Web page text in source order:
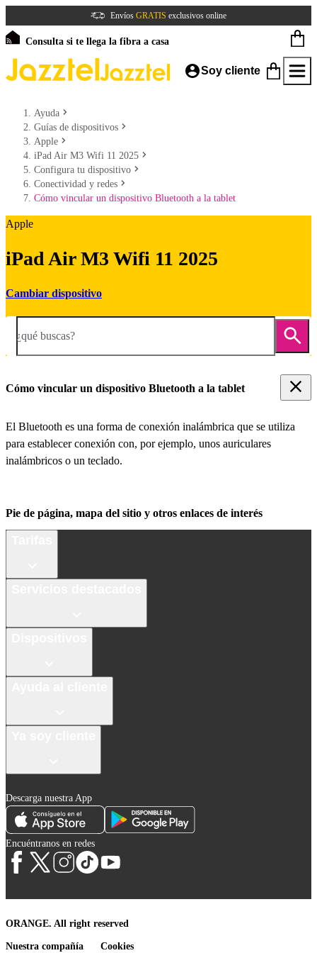
Envíos GRATIS exclusivos online
Consulta si te llega la fibra a casa
Soy cliente
Ayuda
Guías de dispositivos
Apple
iPad Air M3 Wifi 11 2025
Configura tu dispositivo
Conectividad y redes
Cómo vincular un dispositivo Bluetooth a la tablet
Apple
iPad Air M3 Wifi 11 2025
Cambiar dispositivo
¿qué buscas?
Cómo vincular un dispositivo Bluetooth a la tablet
El Bluetooth es una forma de conexión inalámbrica que se utiliza
para establecer conexión con, por ejemplo, unos auriculares
inalámbricos o un teclado.
Pie de página, mapa del sitio y otros enlaces de interés
Descarga nuestra App
Encuéntranos en redes
ORANGE. All right reserved
Nuestra compañía Cookies